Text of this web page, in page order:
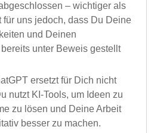
– wichtiger als
uns jedoch, dass Du Deine
und Deinen
unter Beweis gestellt
ersetzt für Dich nicht
nutzt KI-Tools, um Ideen zu
zu lösen und Deine Arbeit
besser zu machen.